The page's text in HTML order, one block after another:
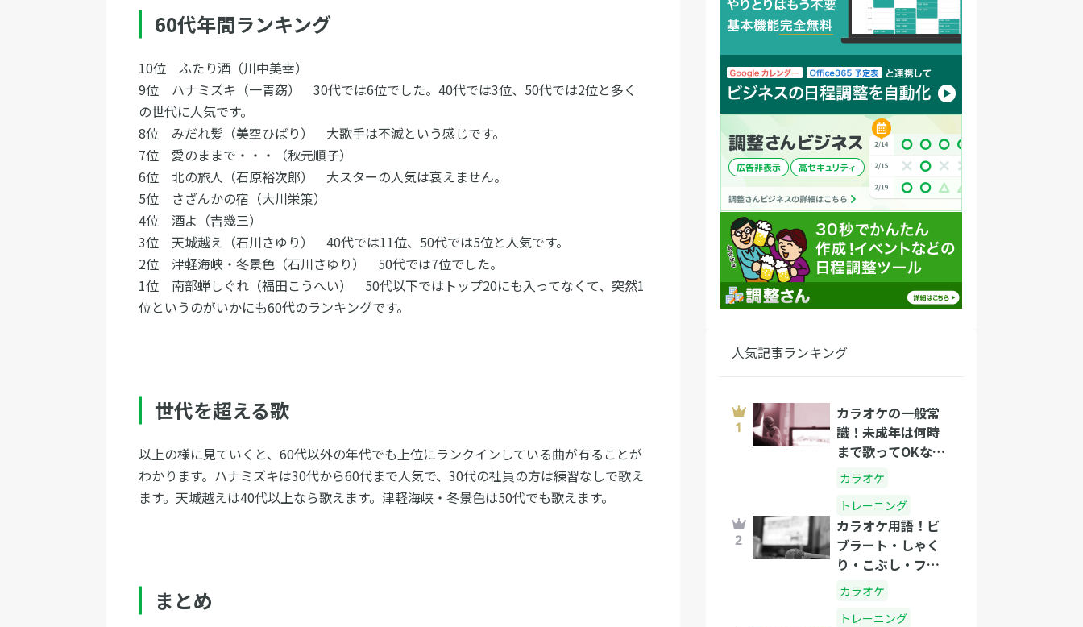
60代年間ランキング
10位 ふたり酒（川中美幸）
9位 ハナミズキ（一青窈） 30代では6位でした。40代では3位、50代では2位と多く
の世代に人気です。
8位 みだれ髪（美空ひばり） 大歌手は不滅という感じです。
7位 愛のままで・・・（秋元順子）
6位 北の旅人（石原裕次郎） 大スターの人気は衰えません。
5位 さざんかの宿（大川栄策）
4位 酒よ（吉幾三）
3位 天城越え（石川さゆり） 40代では11位、50代では5位と人気です。
2位 津軽海峡・冬景色（石川さゆり） 50代では7位でした。
1位 南部蝉しぐれ（福田こうへい） 50代以下ではトップ20にも入ってなくて、突然1
位というのがいかにも60代のランキングです。
世代を超える歌
以上の様に見ていくと、60代以外の年代でも上位にランクインしている曲が有ることが
わかります。ハナミズキは30代から60代まで人気で、30代の社員の方は練習なしで歌え
ます。天城越えは40代以上なら歌えます。津軽海峡・冬景色は50代でも歌えます。
まとめ
人気記事ランキング
カラオケの一般常
識！未成年は何時
まで歌ってOKな
の？
カラオケ
トレーニング
カラオケ用語！ビ
ブラート・しゃく
り・こぶし・フォ
ールって？
カラオケ
トレーニング